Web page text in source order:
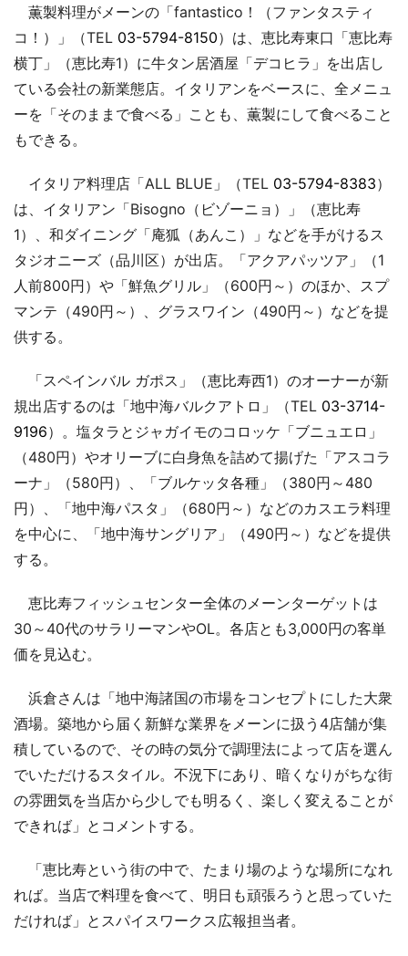
薫製料理がメーンの「fantastico！（ファンタスティ
コ！）」（TEL 03-5794-8150）は、恵比寿東口「恵比寿
横丁」（恵比寿1）に牛タン居酒屋「デコヒラ」を出店し
ている会社の新業態店。イタリアンをベースに、全メニュ
ーを「そのままで食べる」ことも、薫製にして食べること
もできる。
イタリア料理店「ALL BLUE」（TEL 03-5794-8383）
は、イタリアン「Bisogno（ビゾーニョ）」（恵比寿
1）、和ダイニング「庵狐（あんこ）」などを手がけるス
タジオニーズ（品川区）が出店。「アクアパッツア」（1
人前800円）や「鮮魚グリル」（600円～）のほか、スプ
マンテ（490円～）、グラスワイン（490円～）などを提
供する。
「スペインバル ガポス」（恵比寿西1）のオーナーが新
規出店するのは「地中海バルクアトロ」（TEL 03-3714-
9196）。塩タラとジャガイモのコロッケ「ブニュエロ」
（480円）やオリーブに白身魚を詰めて揚げた「アスコラ
ーナ」（580円）、「ブルケッタ各種」（380円～480
円）、「地中海パスタ」（680円～）などのカスエラ料理
を中心に、「地中海サングリア」（490円～）などを提供
する。
恵比寿フィッシュセンター全体のメーンターゲットは
30～40代のサラリーマンやOL。各店とも3,000円の客単
価を見込む。
浜倉さんは「地中海諸国の市場をコンセプトにした大衆
酒場。築地から届く新鮮な業界をメーンに扱う4店舗が集
積しているので、その時の気分で調理法によって店を選ん
でいただけるスタイル。不況下にあり、暗くなりがちな街
の雰囲気を当店から少しでも明るく、楽しく変えることが
できれば」とコメントする。
「恵比寿という街の中で、たまり場のような場所になれ
れば。当店で料理を食べて、明日も頑張ろうと思っていた
だければ」とスパイスワークス広報担当者。